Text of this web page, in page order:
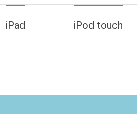
iPad iPod touch